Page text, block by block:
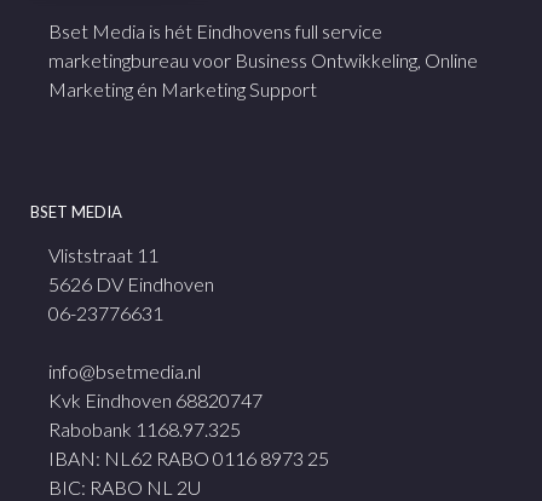
Bset Media is hét Eindhovens full service
marketingbureau voor Business Ontwikkeling, Online
Marketing én Marketing Support
BSET MEDIA
Vliststraat 11
5626 DV Eindhoven
06-23776631
info@bsetmedia.nl
Kvk Eindhoven 68820747
Rabobank 1168.97.325
IBAN: NL62 RABO 0116 8973 25
BIC: RABO NL 2U